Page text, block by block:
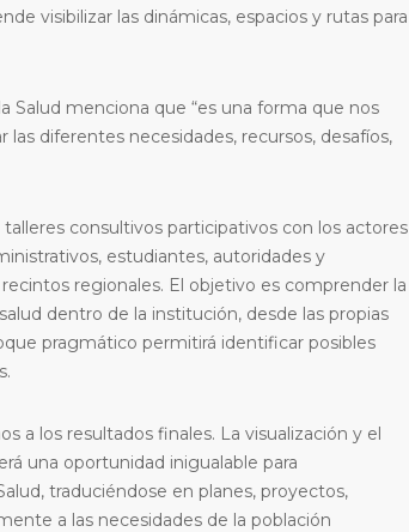
visibilizar las dinámicas, espacios y rutas para
Salud menciona que “es una forma que nos
diferentes necesidades, recursos, desafíos,
consultivos participativos con los actores
estudiantes, autoridades y
regionales. El objetivo es comprender la
dentro de la institución, desde las propias
pragmático permitirá identificar posibles
a los resultados finales. La visualización y el
una oportunidad inigualable para
traduciéndose en planes, proyectos,
a las necesidades de la población